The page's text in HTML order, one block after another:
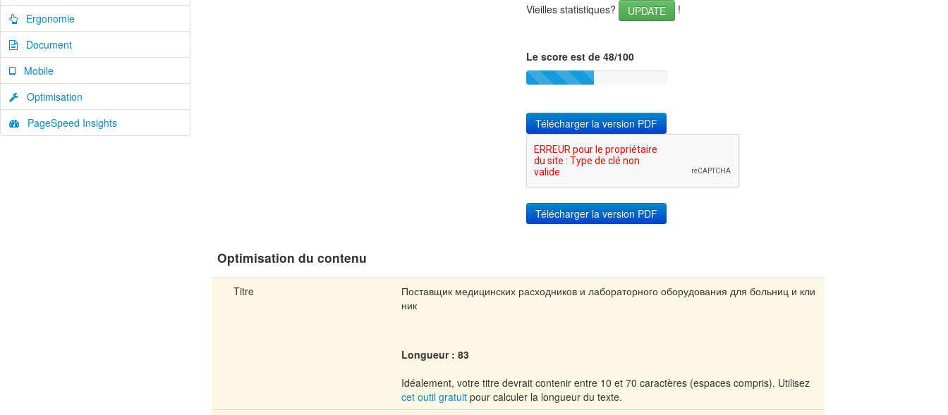
Ergonomie
Document
Mobile
Optimisation
PageSpeed Insights
Vieilles statistiques? UPDATE !
Le score est de 48/100
Télécharger la version PDF
Optimisation du contenu
Titre
Поставщик медицинских расходников и лабораторного оборудования для больниц и кли
ник
Longueur : 83
Idéalement, votre titre devrait contenir entre 10 et 70 caractères (espaces compris). Utilisez
cet outil gratuit pour calculer la longueur du texte.